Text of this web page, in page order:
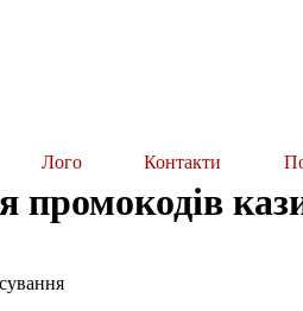
Лого Контакти